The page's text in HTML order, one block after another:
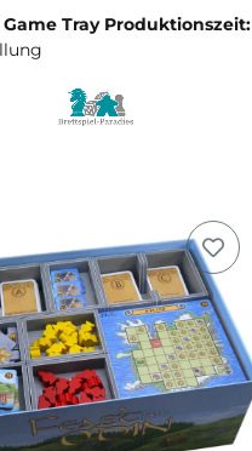
Tray Produktionszeit: